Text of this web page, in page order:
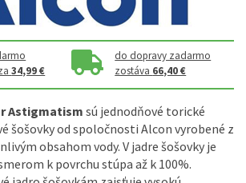
34,99 €
do dopravy zadarmo
zostáva 66,40 €
Astigmatism sú jednodňové torické
šošovky od spoločnosti Alcon vyrobené z
obsahom vody. V jadre šošovky je
k povrchu stúpa až k 100%.